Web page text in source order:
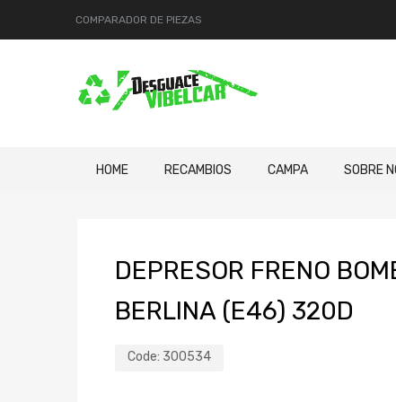
COMPARADOR DE PIEZAS
HOME RECAMBIOS CAMPA SOBRE
DEPRESOR FRENO
BERLINA (E46) 320D
Code: 300534